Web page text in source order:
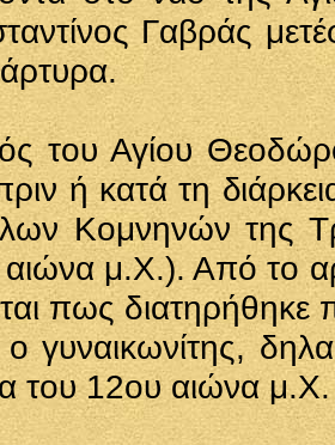
Γαβράς
του Αγίου
ή κατά τη
Κομνηνών της
μ.Χ.). Από το
πως
γυναικωνίτης,
του 12ου αιώνα μ.Χ.